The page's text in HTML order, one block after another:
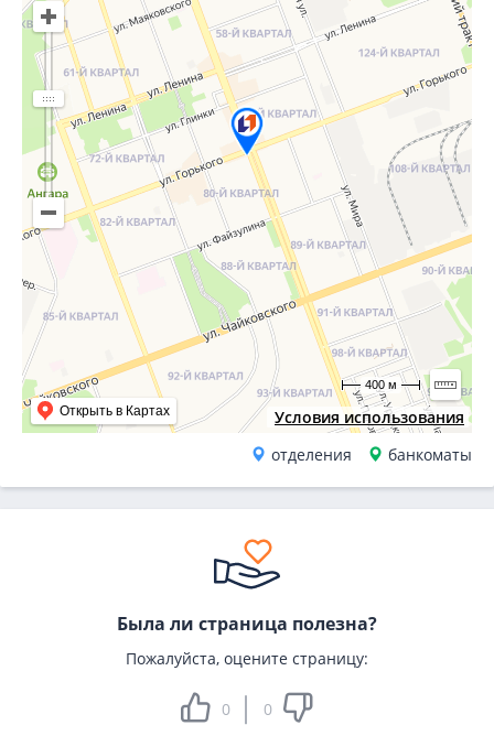
Условия использования
Открыть в Картах
400 м
отделения банкоматы
Была ли страница полезна?
Пожалуйста, оцените страницу:
0 0